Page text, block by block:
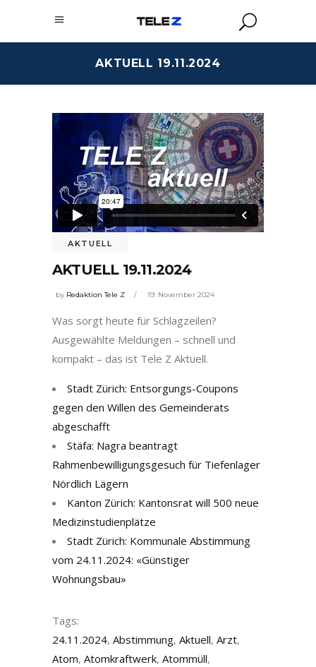
AKTUELL 19.11.2024
AKTUELL
AKTUELL 19.11.2024
by Redaktion Tele Z 19. November 2024
Was sorgt heute für Schlagzeilen?
Ausgewählte Meldungen – schnell und
kompakt – das ist Tele Z Aktuell.
Stadt Zürich: Entsorgungs-Coupons
gegen den Willen des Gemeinderats
abgeschafft
Stäfa: Nagra beantragt
Rahmenbewilligungsgesuch für Tiefenlager
Nördlich Lägern
Kanton Zürich: Kantonsrat will 500 neue
Medizinstudienplätze
Stadt Zürich: Kommunale Abstimmung
vom 24.11.2024: «Günstiger
Wohnungsbau»
Tags:
24.11.2024, Abstimmung, Aktuell, Arzt,
Atom, Atomkraftwerk, Atommüll,